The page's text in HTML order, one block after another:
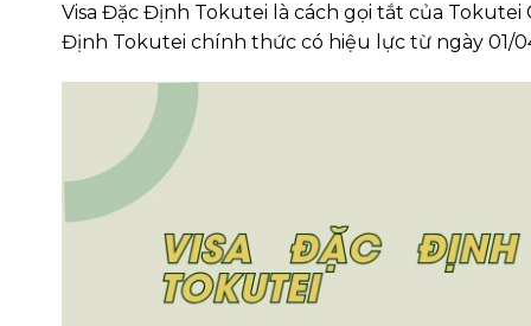
Visa Đặc Định Tokutei là cách gọi tắt của Tokutei
Định Tokutei chính thức có hiệu lực từ ngày 01/